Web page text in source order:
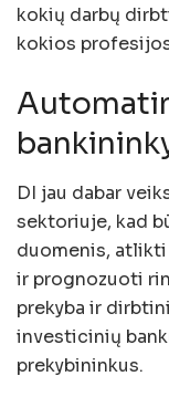
kokių darbų
kokios
DI jau dabar
sektoriuje, kad
duomenis,
ir prognozuoti
prekyba ir
investicinių
prekybininkus.